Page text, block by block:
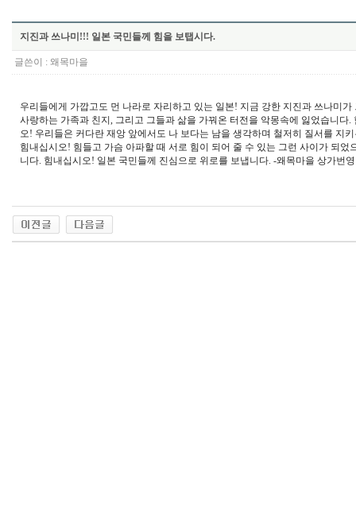
지진과 쓰나미!!! 일본 국민들께 힘을 보탭시다.
글쓴이 : 왜목마을
우리들에게 가깝고도 먼 나라로 자리하고 있는 일본! 지금 강한 지진과 쓰나미
사랑하는 가족과 친지, 그리고 그들과 삶을 가꿔온 터전을 악몽속에 잃었습니
오! 우리들은 커다란 재앙 앞에서도 나 보다는 남을 생각하며 철저히 질서를 지
힘내십시오! 힘들고 가슴 아파할 때 서로 힘이 되어 줄 수 있는 그런 사이가 되
니다. 힘내십시오! 일본 국민들께 진심으로 위로를 보냅니다. -왜목마을 상가번